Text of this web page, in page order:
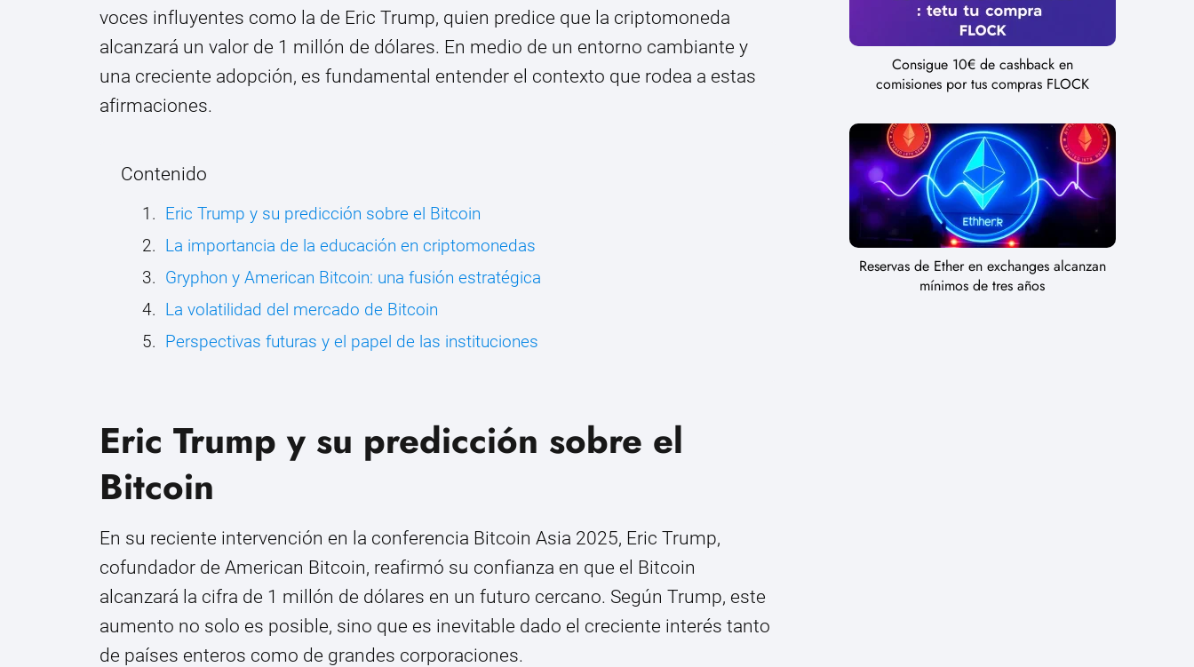
voces influyentes como la de Eric Trump, quien predice que la criptomoneda
alcanzará un valor de 1 millón de dólares. En medio de un entorno cambiante y
una creciente adopción, es fundamental entender el contexto que rodea a estas
afirmaciones.
Contenido
Eric Trump y su predicción sobre el Bitcoin
La importancia de la educación en criptomonedas
Gryphon y American Bitcoin: una fusión estratégica
La volatilidad del mercado de Bitcoin
Perspectivas futuras y el papel de las instituciones
Eric Trump y su predicción sobre el
Bitcoin
En su reciente intervención en la conferencia Bitcoin Asia 2025, Eric Trump,
cofundador de American Bitcoin, reafirmó su confianza en que el Bitcoin
alcanzará la cifra de 1 millón de dólares en un futuro cercano. Según Trump, este
aumento no solo es posible, sino que es inevitable dado el creciente interés tanto
de países enteros como de grandes corporaciones.
Consigue 10€ de cashback en
comisiones por tus compras FLOCK
Reservas de Ether en exchanges alcanzan
mínimos de tres años